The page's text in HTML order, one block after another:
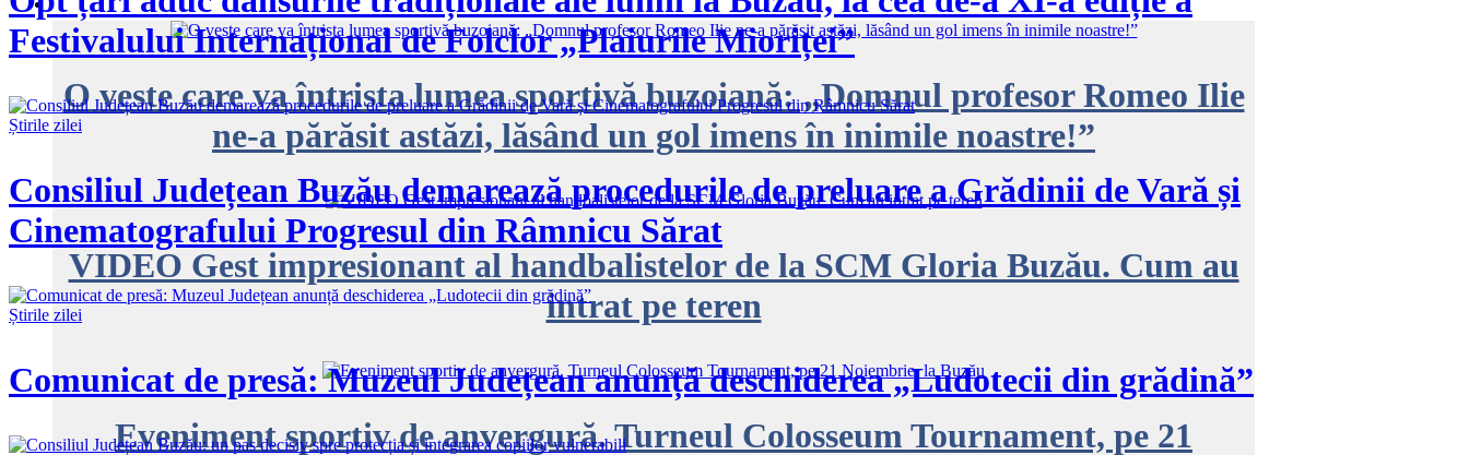
SPORT
O veste care va întrista lumea sportivă buzoiană: „Domnul profesor Romeo Ilie
ne-a părăsit astăzi, lăsând un gol imens în inimile noastre!”
VIDEO Gest impresionant al handbalistelor de la SCM Gloria Buzău. Cum au
intrat pe teren
Eveniment sportiv de anvergură. Turneul Colosseum Tournament, pe 21
Festivalului Internațional de Folclor „Plaiurile Mioriței”
Știrile zilei
Consiliul Județean Buzău demarează procedurile de preluare a Grădinii de Vară și
Cinematografului Progresul din Râmnicu Sărat
Știrile zilei
Comunicat de presă: Muzeul Județean anunță deschiderea „Ludotecii din grădină”